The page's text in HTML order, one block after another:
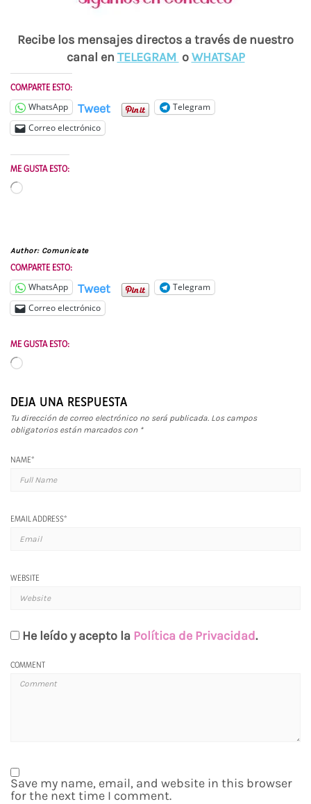
Recibe los mensajes directos a través de nuestro
canal en TELEGRAM oWHATSAP
COMPARTE ESTO:
WhatsApp Tweet
Telegram
Correo electrónico
ME GUSTA ESTO:
Cargando...
Author: Comunicate
COMPARTE ESTO:
WhatsApp Tweet
Telegram
Correo electrónico
ME GUSTA ESTO:
Cargando...
DEJA UNA RESPUESTA
Tu dirección de correo electrónico no será publicada. Los campos
obligatorios están marcados con *
NAME*
EMAIL ADDRESS*
WEBSITE
He leído y acepto la Política de Privacidad.
COMMENT
Save my name, email, and website in this browser
for the next time I comment.